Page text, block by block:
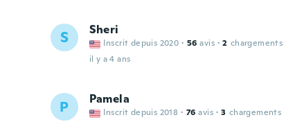
S Sheri
Inscrit depuis 2020 · 56 avis · 2 chargements
il y a 4 ans
P Pamela
Inscrit depuis 2018 · 76 avis · 3 chargements